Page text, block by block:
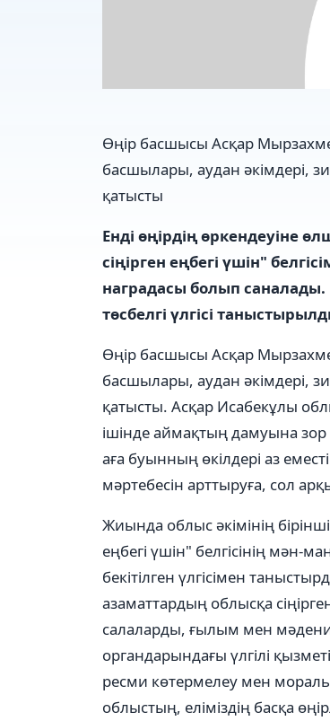
Өңір басшысы Асқар
басшылары, аудан әкімдері,
қатысты
Енді өңірдің өркендеуіне
сіңірген еңбегі үшін"
наградасы болып саналады.
төсбелгі үлгісі
Өңір басшысы Асқар
басшылары, аудан әкімдері,
қатысты. Асқар Исабекұлы
ішінде аймақтың дамуына
аға буынның өкілдері аз
мәртебесін арттыруға, сол
Жиында облыс әкімінің
еңбегі үшін" белгісінің
бекітілген үлгісімен
азаматтардың облысқа
салаларды, ғылым мен
органдарындағы үлгілі
ресми көтермелеу мен
облыстың, еліміздің басқа